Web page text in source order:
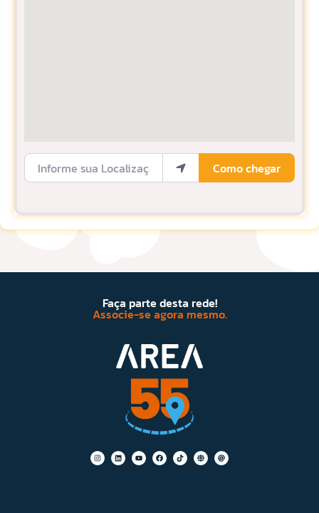
Informe sua Localização
Como chegar
Faça parte desta rede!
Associe-se agora mesmo.